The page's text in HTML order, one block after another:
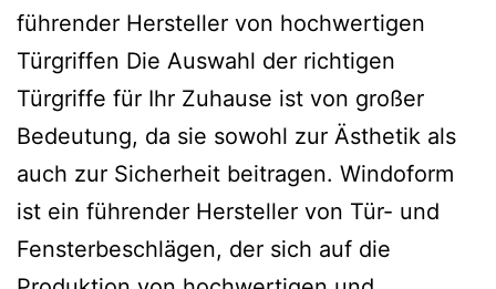
führender Hersteller von hochwertigen
Türgriffen Die Auswahl der richtigen
Türgriffe für Ihr Zuhause ist von großer
Bedeutung, da sie sowohl zur Ästhetik als
auch zur Sicherheit beitragen. Windoform
ist ein führender Hersteller von Tür- und
Fensterbeschlägen, der sich auf die